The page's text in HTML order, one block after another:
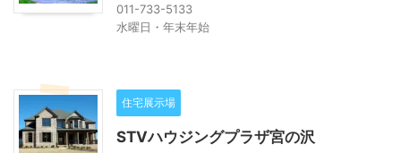
011-733-5133
水曜日・年末年始
住宅展示場
STVハウジングプラザ宮の沢